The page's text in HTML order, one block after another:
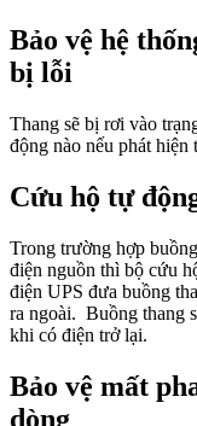
Bảo vệ hệ
bị lỗi
Thang sẽ bị rơi vào
động nào nếu phát
Cứu hộ tự
Trong trường hợp
điện nguồn thì bộ cứu
điện UPS đưa buồng
ra ngoài. Buồng thang
khi có điện trở lại.
Bảo vệ mất
dòng